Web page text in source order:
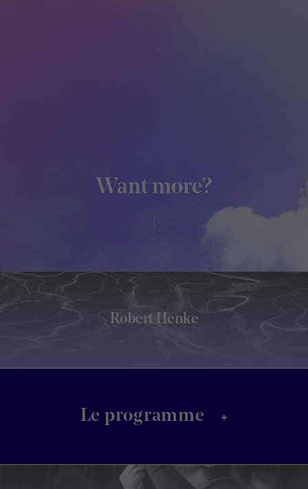
Want more?
Robert Henke
Le programme +